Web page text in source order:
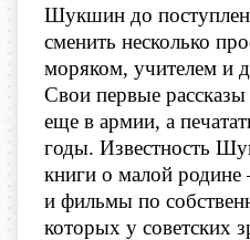
Шукшин до
сменить несколько
моряком, учителем и
Свои первые рассказы
еще в армии, а
годы. Известность
книги о малой
и фильмы по
которых у советских